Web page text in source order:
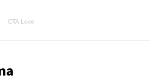
CTA Love